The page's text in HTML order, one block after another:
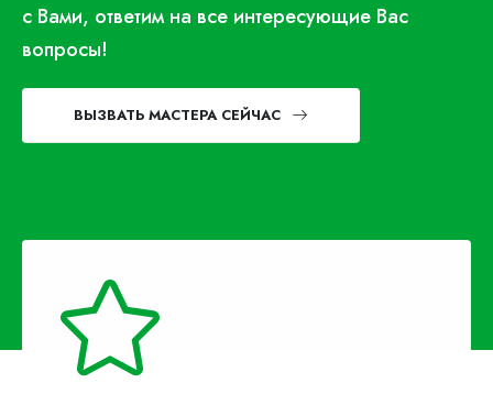
с Вами, ответим на все интересующие Вас
вопросы!
ВЫЗВАТЬ МАСТЕРА СЕЙЧАС